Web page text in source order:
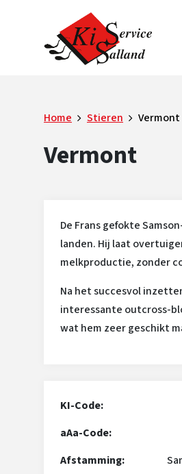
Home Stieren Vermont
Vermont
De Frans gefokte
landen. Hij laat
melkproductie, zonder
Na het succesvol
interessante outcross-
wat hem zeer geschikt
KI-Code:
aAa-Code:
Afstamming: